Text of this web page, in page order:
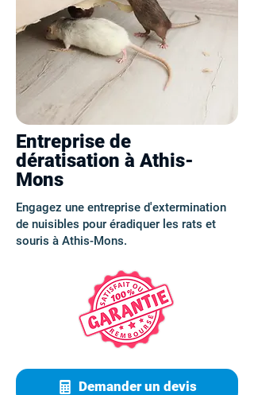
Entreprise de
dératisation à Athis-
Mons
Engagez une entreprise d'extermination
de nuisibles pour éradiquer les rats et
souris à Athis-Mons.
Demander un devis